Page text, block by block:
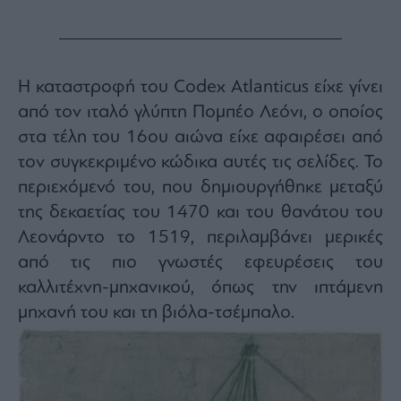
You
can
opt
out
any
This
site
is
protected
reCAPTCHA
the
Google
Privacy
Policy
and
Terms
Service
apply.
Η καταστροφή του Codex Atlanticus είχε γίνει
από τον ιταλό γλύπτη Πομπέο Λεόνι, ο οποίος
στα τέλη του 16ου αιώνα είχε αφαιρέσει από
τον συγκεκριμένο κώδικα αυτές τις σελίδες. Το
περιεχόμενό του, που δημιουργήθηκε μεταξύ
της δεκαετίας του 1470 και του θανάτου του
Λεονάρντο το 1519, περιλαμβάνει μερικές
από τις πιο γνωστές εφευρέσεις του
καλλιτέχνη-μηχανικού, όπως την ιπτάμενη
μηχανή του και τη βιόλα-τσέμπαλο.